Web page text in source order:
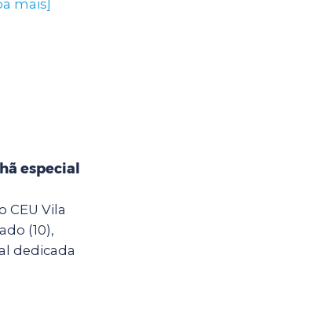
mais]
especial
CEU Vila
(10),
dedicada